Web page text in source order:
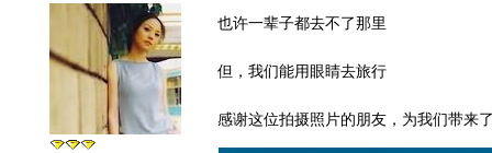
也许一辈子都去不了那里
但，我们能用眼睛去旅行
感谢这位拍摄照片的朋友，为我们带来